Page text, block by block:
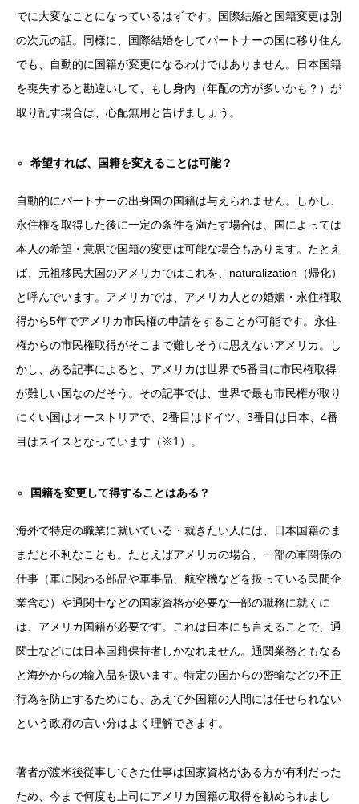
でに大変なことになっているはずです。国際結婚と国籍変更は別
の次元の話。同様に、国際結婚をしてパートナーの国に移り住ん
でも、自動的に国籍が変更になるわけではありません。日本国籍
を喪失すると勘違いして、もし身内（年配の方が多いかも？）が
取り乱す場合は、心配無用と告げましょう。
希望すれば、国籍を変えることは可能？
自動的にパートナーの出身国の国籍は与えられません。しかし、
永住権を取得した後に一定の条件を満たす場合は、国によっては
本人の希望・意思で国籍の変更は可能な場合もあります。たとえ
ば、元祖移民大国のアメリカではこれを、naturalization（帰化）
と呼んでいます。アメリカでは、アメリカ人との婚姻・永住権取
得から5年でアメリカ市民権の申請をすることが可能です。永住
権からの市民権取得がそこまで難しそうに思えないアメリカ。し
かし、ある記事によると、アメリカは世界で5番目に市民権取得
が難しい国なのだそう。その記事では、世界で最も市民権が取り
にくい国はオーストリアで、2番目はドイツ、3番目は日本、4番
目はスイスとなっています（※1）。
国籍を変更して得することはある？
海外で特定の職業に就いている・就きたい人には、日本国籍のま
まだと不利なことも。たとえばアメリカの場合、一部の軍関係の
仕事（軍に関わる部品や軍事品、航空機などを扱っている民間企
業含む）や通関士などの国家資格が必要な一部の職務に就くに
は、アメリカ国籍が必要です。これは日本にも言えることで、通
関士などには日本国籍保持者しかなれません。通関業務ともなる
と海外からの輸入品を扱います。特定の国からの密輸などの不正
行為を防止するためにも、あえて外国籍の人間には任せられない
という政府の言い分はよく理解できます。
著者が渡米後従事してきた仕事は国家資格がある方が有利だった
ため、今まで何度も上司にアメリカ国籍の取得を勧められまし